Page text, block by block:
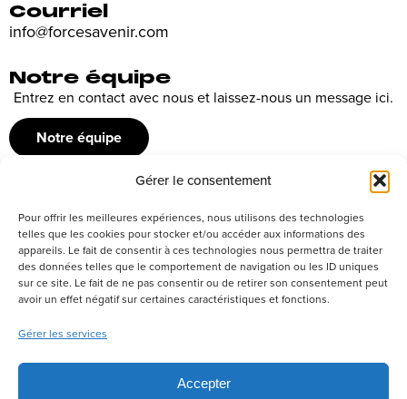
Gérer le consentement
Pour offrir les meilleures expériences, nous utilisons des technologies
telles que les cookies pour stocker et/ou accéder aux informations des
appareils. Le fait de consentir à ces technologies nous permettra de traiter
des données telles que le comportement de navigation ou les ID uniques
sur ce site. Le fait de ne pas consentir ou de retirer son consentement peut
avoir un effet négatif sur certaines caractéristiques et fonctions.
Gérer les services
Accepter
Courriel
info@forcesavenir.com
Notre équipe
Entrez en contact avec nous et laissez-nous un message ici.
Notre équipe
Recrutement
Découvrez nos offres d’emploi ou envoyez votre candidature
spontanée
Postuler